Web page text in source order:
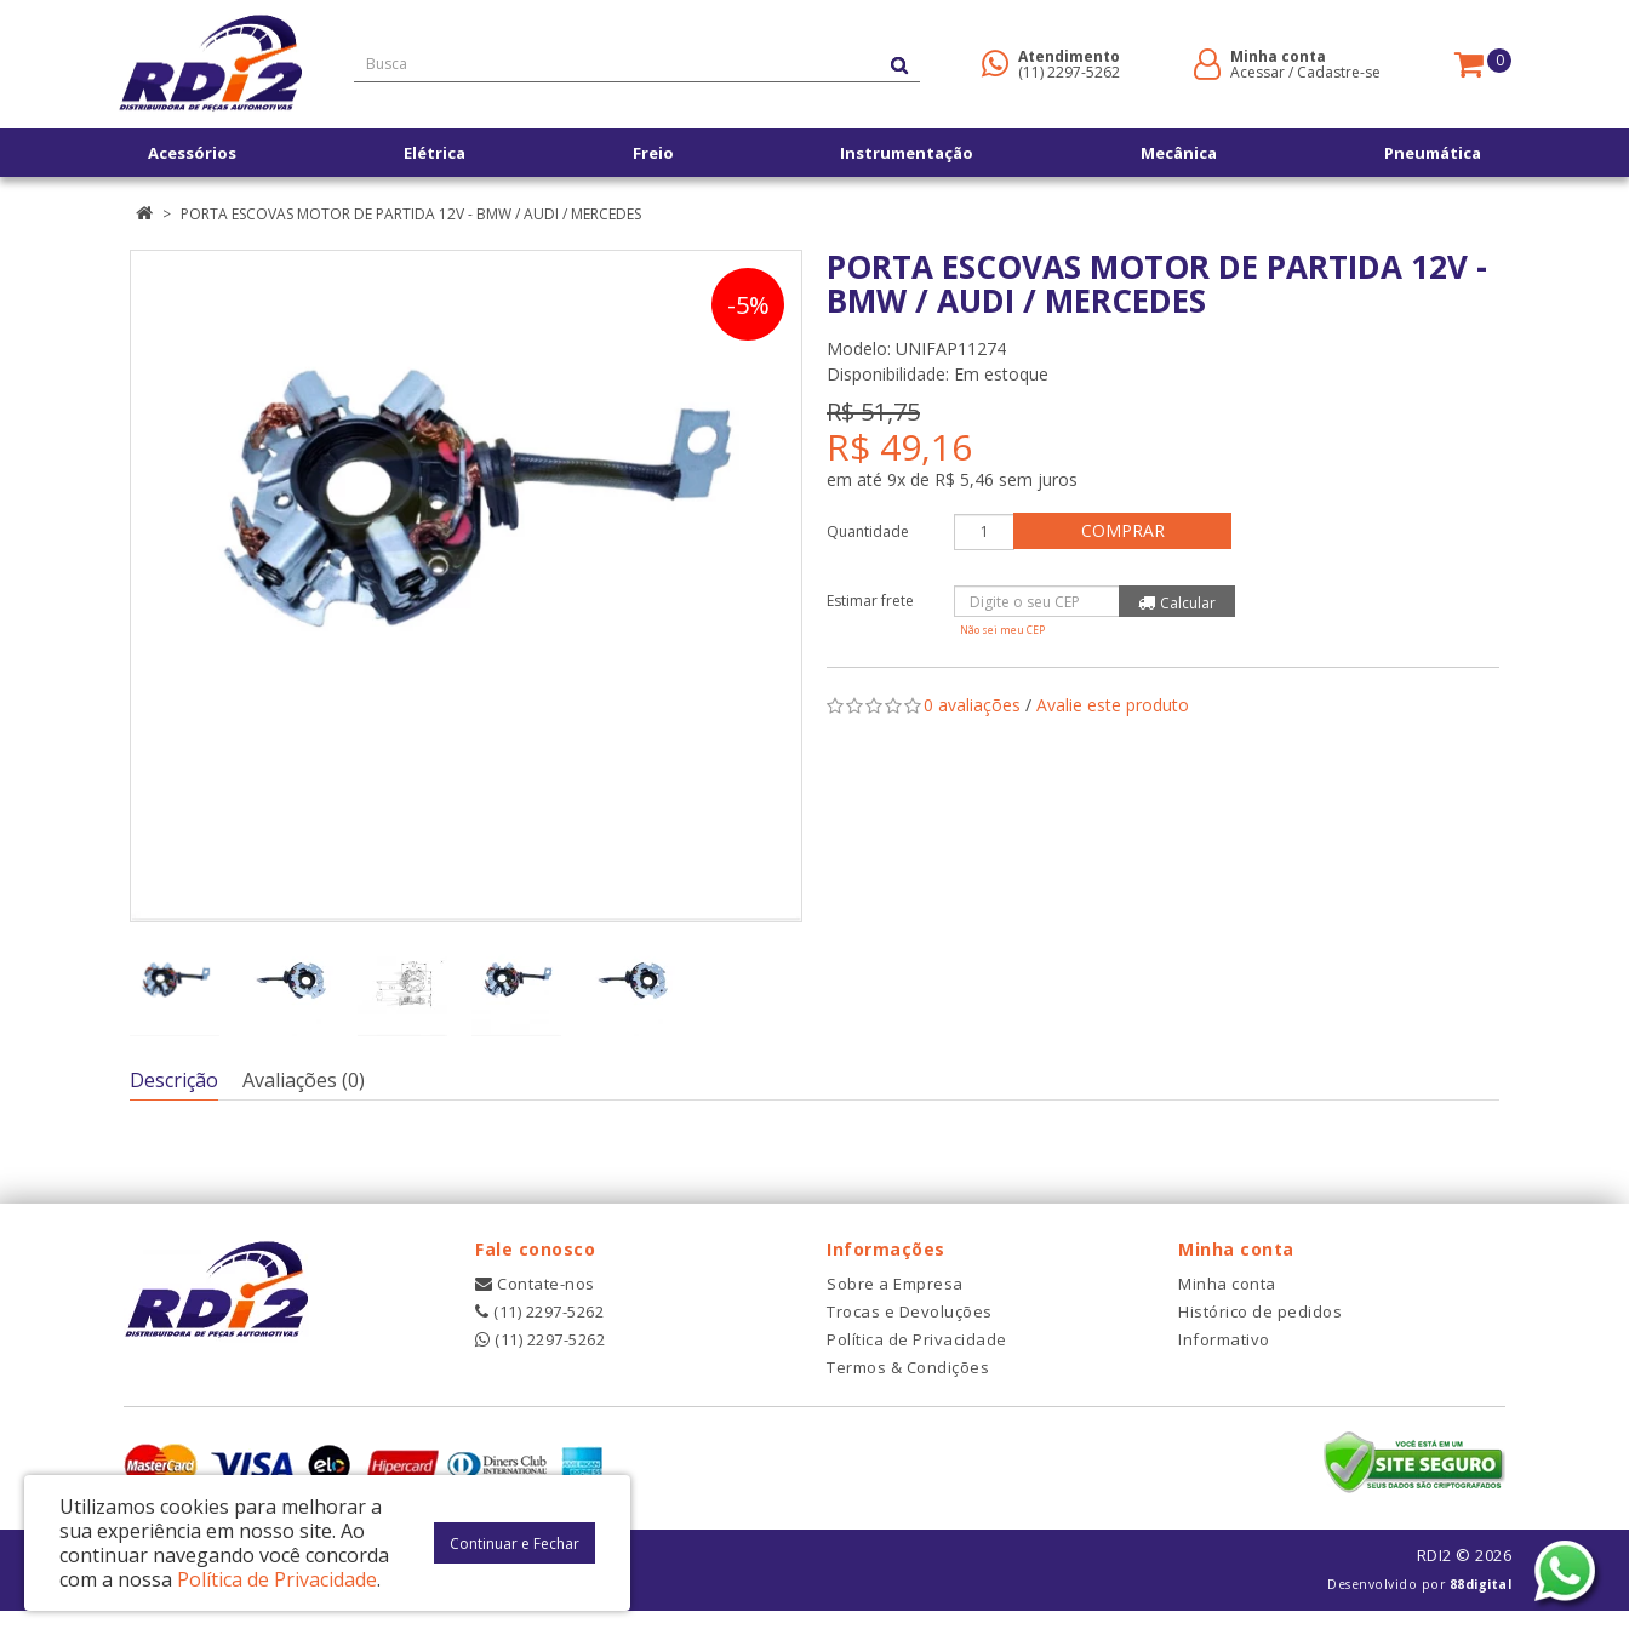
Atendimento
(11) 2297-5262
Minha conta
Acessar/ Cadastre-se
0
Acessórios Elétrica Freio Instrumentação Mecânica Pneumática
PORTA ESCOVAS MOTOR DE PARTIDA 12V - BMW / AUDI / MERCEDES
-5%
PORTA ESCOVAS MOTOR DE PARTIDA 12V -
BMW / AUDI / MERCEDES
Modelo: UNIFAP11274
Disponibilidade: Em estoque
R$ 51,75
R$ 49,16
em até 9x de R$ 5,46 sem juros
Quantidade COMPRAR
Não sei meu CEP
0 avaliações / Avalie este produto
Descrição Avaliações (0)
Fale conosco
Contate-nos
(11) 2297-5262
(11) 2297-5262
Informações
Sobre a Empresa
Trocas e Devoluções
Política de Privacidade
Termos & Condições
Minha conta
Minha conta
Histórico de pedidos
Informativo
RDI2 Peças Automotivas Ltda - CNPJ: 14.423.428/0001-51
Av. Nordestina, 663 - São Miguel Paulista - São Paulo / SP - CEP: 08021-000
RDI2 © 2026
Desenvolvido por 88digital
Utilizamos cookies para melhorar a
sua experiência em nosso site. Ao
continuar navegando você concorda
com a nossa Política de Privacidade.
Continuar e Fechar